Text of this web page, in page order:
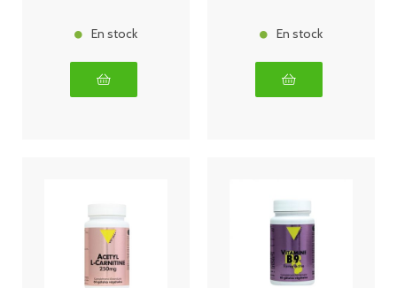
En stock En stock